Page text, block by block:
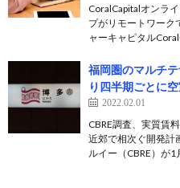
CoralCapitalオンラ
プがリモートワーク
ャーキャピタル
福岡圏のマルチ
り四半期ごとに
2022.02.01
CBRE調査、実質賃
近郊で相次ぐ開発計
ルイー（CBRE）が